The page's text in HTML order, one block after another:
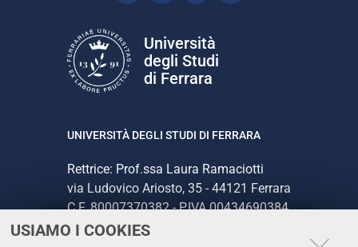
USIAMO I COOKIES
Università
degli Studi
di Ferrara
UNIVERSITÀ DEGLI STUDI DI FERRARA
Rettrice: Prof.ssa Laura Ramaciotti
via Ludovico Ariosto, 35 - 44121 Ferrara
C.F. 80007370382 - P.IVA 00434690384